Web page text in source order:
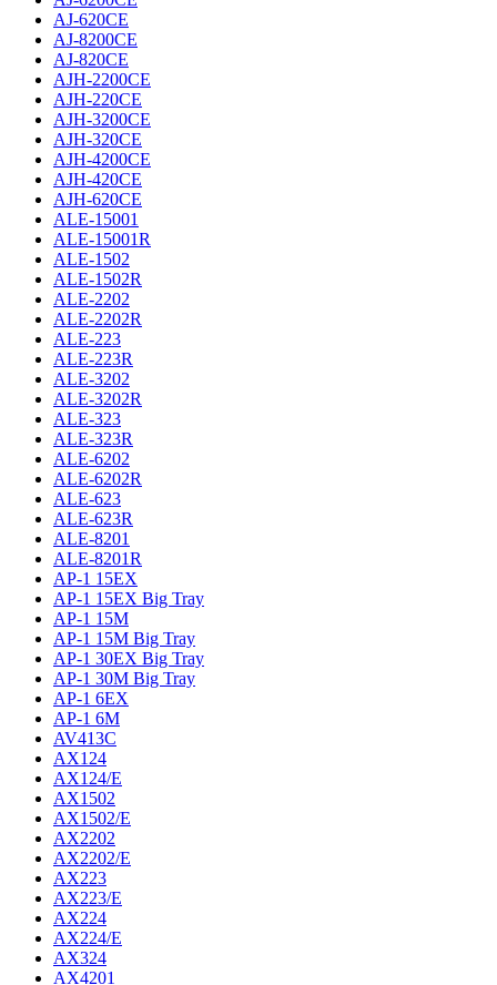
AJ-620CE
AJ-8200CE
AJ-820CE
AJH-2200CE
AJH-220CE
AJH-3200CE
AJH-320CE
AJH-4200CE
AJH-420CE
AJH-620CE
ALE-15001
ALE-15001R
ALE-1502
ALE-1502R
ALE-2202
ALE-2202R
ALE-223
ALE-223R
ALE-3202
ALE-3202R
ALE-323
ALE-323R
ALE-6202
ALE-6202R
ALE-623
ALE-623R
ALE-8201
ALE-8201R
AP-1 15EX
AP-1 15EX Big Tray
AP-1 15M
AP-1 15M Big Tray
AP-1 30EX Big Tray
AP-1 30M Big Tray
AP-1 6EX
AP-1 6M
AV413C
AX124
AX124/E
AX1502
AX1502/E
AX2202
AX2202/E
AX223
AX223/E
AX224
AX224/E
AX324
AX4201